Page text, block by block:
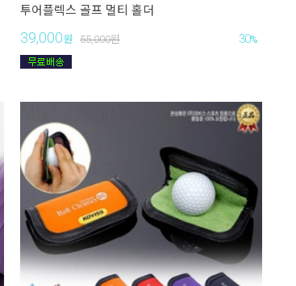
투어플렉스 골프 멀티 홀더
39,000원 55,000원 30%